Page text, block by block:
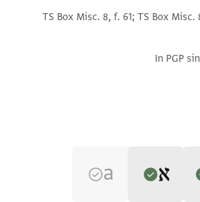
TS Box Misc. 8, f. 61; TS Box Misc.
In PGP